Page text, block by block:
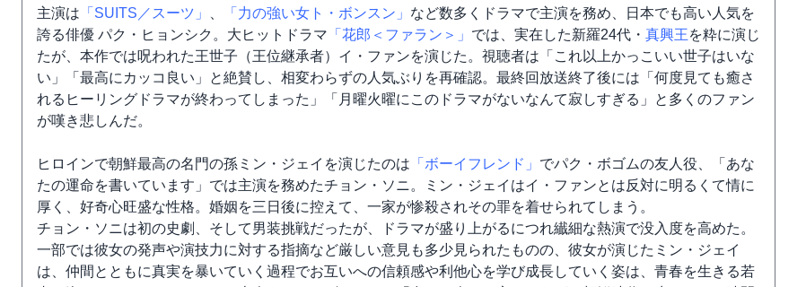
主演は 「SUITS／スーツ」 「力の強い女ト・ボンスン」 など数多くドラマで主演を務め、日本でも高い人気を
誇る俳優 パク・ヒョンシク。大ヒットドラマ 「花郎＜ファラン＞」 では、実在した新羅24代・ 真興王を粋に演じ
たが、本作では呪われた王世子（王位継承者）イ・ファンを演じた。視聴者は「これ以上かっこいい世子はいな
い」「最高にカッコ良い」と絶賛し、相変わらずの人気ぶりを再確認。最終回放送終了後には「何度見ても癒さ
れるヒーリングドラマが終わってしまった」「月曜火曜にこのドラマがないなんて寂しすぎる」と多くのファン
が嘆き悲しんだ。
ヒロインで朝鮮最高の名門の孫ミン・ジェイを演じたのは 「ボーイフレンド」 でパク・ボゴムの友人役、「あな
たの運命を書いています」では主演を務めたチョン・ソニ。ミン・ジェイはイ・ファンとは反対に明るくて情に
厚く、好奇心旺盛な性格。婚姻を三日後に控えて、一家が惨殺されその罪を着せられてしまう。
チョン・ソニは初の史劇、そして男装挑戦だったが、ドラマが盛り上がるにつれ纎細な熱演で没入度を高めた。
一部では彼女の発声や演技力に対する指摘など厳しい意見も多少見られたものの、彼女が演じたミン・ジェイ
は、仲間とともに真実を暴いていく過程でお互いへの信頼感や利他心を学び成長していく姿は、青春を生きる若